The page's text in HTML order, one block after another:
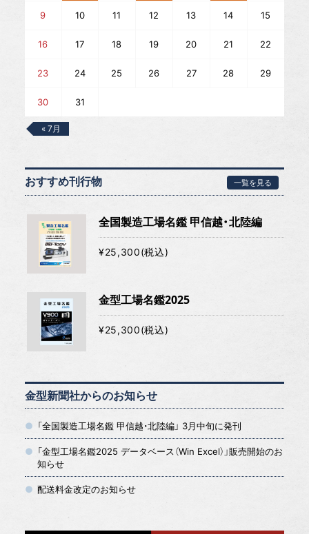
9 10 11 12 13 14 15
16 17 18 19 20 21 22
23 24 25 26 27 28 29
30 31
« 7月
おすすめ刊行物 一覧を見る
全国製造工場名鑑 甲信越・北陸編
¥25,300(税込)
金型工場名鑑2025
¥25,300(税込)
金型新聞社からのお知らせ
「全国製造工場名鑑 甲信越・北陸編」 3月中旬に発刊
「金型工場名鑑2025 データベース（Win Excel）」販売開始のお
知らせ
配送料金改定のお知らせ